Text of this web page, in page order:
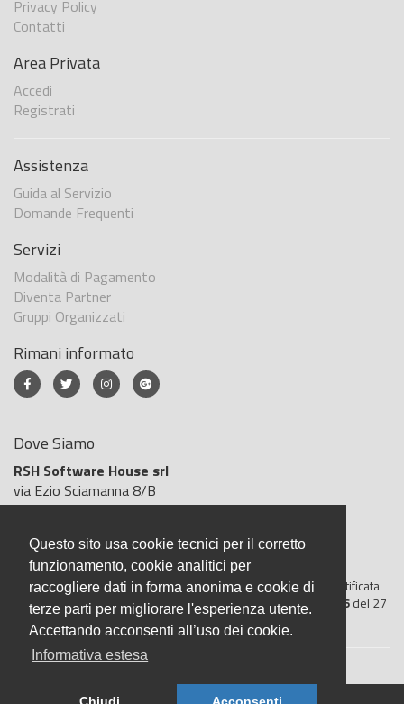
Questo sito usa cookie tecnici per il corretto
funzionamento, cookie analitici per
raccogliere dati in forma anonima e cookie di
terze parti per migliorare l'esperienza utente.
Accettando acconsenti all’uso dei cookie.
Informativa estesa
Privacy Policy
Contatti
Area Privata
Accedi
Registrati
Assistenza
Guida al Servizio
Domande Frequenti
Servizi
Modalità di Pagamento
Diventa Partner
Gruppi Organizzati
Rimani informato
Dove Siamo
RSH Software House srl
via Ezio Sciamanna 8/B
00168 Roma
Italia
BigliettoVeloce è basato sulla piattaforma"GeSiFi ver 1.5"
certificata
dall’Agenzia delle Entrate con protocollo numero2021/103896 del 27
aprile 2021